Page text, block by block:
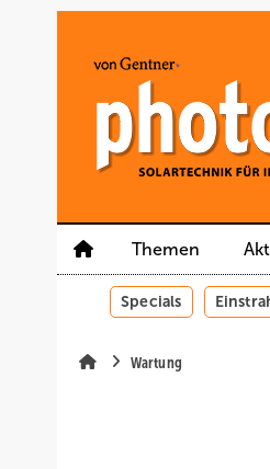
Themen
Specials
Wartung